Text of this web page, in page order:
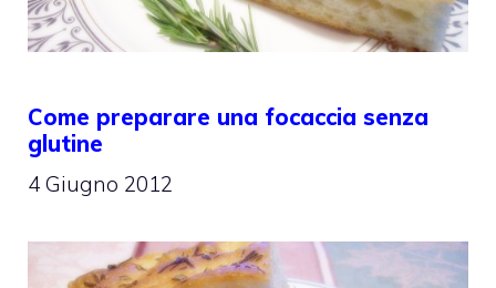
Come preparare una focaccia senza
glutine
4 Giugno 2012